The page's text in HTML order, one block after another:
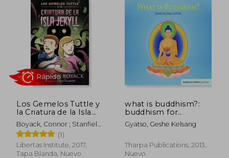
Rápido
Los Gemelos Tuttle y
la Criatura de la Isla
Jekyll
Boyack, Connor ; Stanfield,
Elijah ; Marqués, Ana Belén
(1)
Libertas Institute, 2017,
Tapa Blanda, Nuevo
what is buddhism?:
buddhism for
children level 3 (en
Inglés)
Gyatso, Geshe Kelsang
Tharpa Publications, 2013,
Nuevo